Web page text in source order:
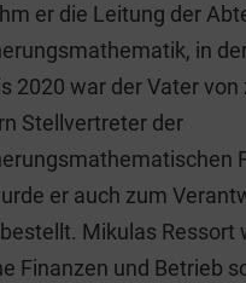
er die Leitung der
in
2020 war der Vater von
Stellvertreter der
er auch zum
Mikulas Ressort
Finanzen und Betrieb